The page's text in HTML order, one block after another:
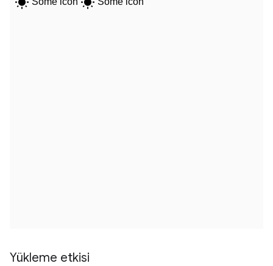
Yükleme etkisi